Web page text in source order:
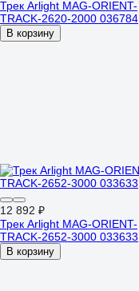
Трек Arlight MAG-ORIENT-
TRACK-2620-2000 036784
В корзину
12 892 ₽
Трек Arlight MAG-ORIENT-
TRACK-2652-3000 033633
В корзину